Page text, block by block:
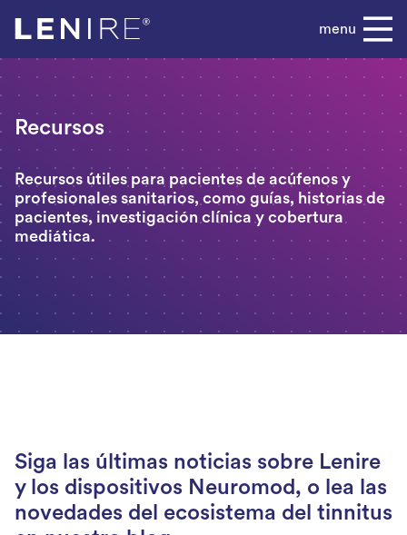
menu
Recursos
Recursos útiles para pacientes de acúfenos y
profesionales sanitarios, como guías, historias de
pacientes, investigación clínica y cobertura
mediática.
Siga las últimas noticias sobre Lenire
y los dispositivos Neuromod, o lea las
novedades del ecosistema del tinnitus